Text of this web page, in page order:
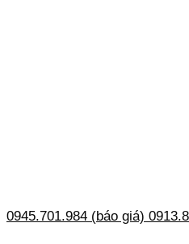
0945.701.984 (báo giá)